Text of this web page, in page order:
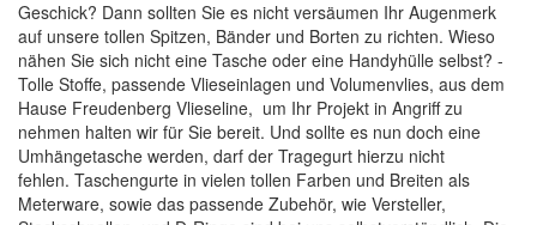
Geschick? Dann sollten Sie es nicht versäumen Ihr Augenmerk
auf unsere tollen Spitzen, Bänder und Borten zu richten. Wieso
nähen Sie sich nicht eine Tasche oder eine Handyhülle selbst? -
Tolle Stoffe, passende Vlieseinlagen und Volumenvlies, aus dem
Hause Freudenberg Vlieseline, um Ihr Projekt in Angriff zu
nehmen halten wir für Sie bereit. Und sollte es nun doch eine
Umhängetasche werden, darf der Tragegurt hierzu nicht
fehlen. Taschengurte in vielen tollen Farben und Breiten als
Meterware, sowie das passende Zubehör, wie Versteller,